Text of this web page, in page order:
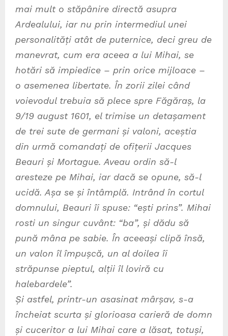
mai mult o stăpânire directă asupra
Ardealului, iar nu prin intermediul unei
personalități atât de puternice, deci greu de
manevrat, cum era aceea a lui Mihai, se
hotări să impiedice – prin orice mijloace –
o asemenea libertate. În zorii zilei când
voievodul trebuia să plece spre Făgăraș, la
9/19 august 1601, el trimise un detașament
de trei sute de germani și valoni, aceștia
din urmă comandați de ofițerii Jacques
Beauri și Mortague. Aveau ordin să-l
aresteze pe Mihai, iar dacă se opune, să-l
ucidă. Așa se și întâmplă. Intrând în cortul
domnului, Beauri îi spuse: “ești prins”. Mihai
rosti un singur cuvânt: “ba”, și dădu să
pună mâna pe sabie. În aceeași clipă însă,
un valon îl împușcă, un al doilea îi
străpunse pieptul, alții îl loviră cu
halebardele”.
Și astfel, printr-un asasinat mârșav, s-a
încheiat scurta și glorioasa carieră de domn
și cuceritor a lui Mihai care a lăsat, totuși,